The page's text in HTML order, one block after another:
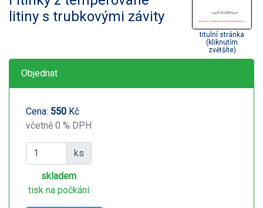
litiny s trubkovými závity
titulní stránka
(kliknutím
zvětšíte)
Objednat
Cena: 550 Kč
včetně 0 % DPH
ks
skladem
tisk na počkání